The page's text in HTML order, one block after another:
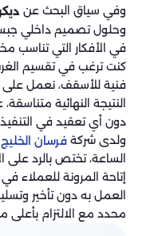
وفي سياق البحث عن
وحلول تصميم داخلي جبس
في الأفكار التي تناسب
كنت ترغب في تقسيم
فنية للأسقف، نعمل على
النتيجة النهائية
دون أي تعقيد في
ولدى شركة فرسان الخليج
الساعة، تختص بالرد على
إتاحة المرونة للعملاء
العمل به دون تأخير
محدد مع الالتزام بأعلى